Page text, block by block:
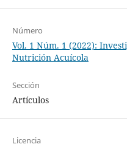
Número
Vol. 1 Núm. 1 (2022):
Nutrición Acuícola
Sección
Artículos
Licencia